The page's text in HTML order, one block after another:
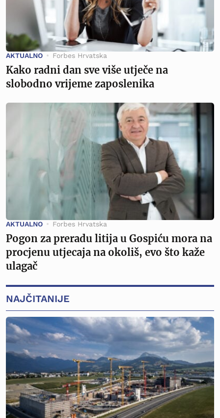
AKTUALNO Forbes Hrvatska
Kako radni dan sve više utječe na
slobodno vrijeme zaposlenika
AKTUALNO Forbes Hrvatska
Pogon za preradu litija u Gospiću mora na
procjenu utjecaja na okoliš, evo što kaže
ulagač
NAJČITANIJE